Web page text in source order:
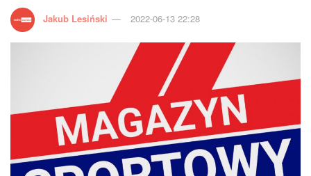
Jakub Lesiński 2022-06-13 22:28